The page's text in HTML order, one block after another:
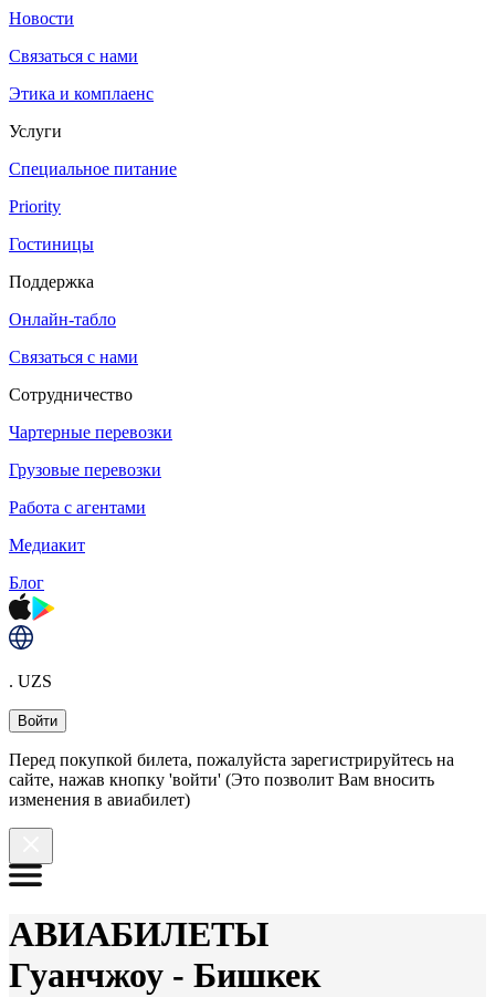
Новости
Связаться с нами
Этика и комплаенс
Услуги
Специальное питание
Priority
Гостиницы
Поддержка
Онлайн-табло
Связаться с нами
Сотрудничество
Чартерные перевозки
Грузовые перевозки
Работа с агентами
Медиакит
Блог
. UZS
Войти
Перед покупкой билета, пожалуйста зарегистрируйтесь на
сайте, нажав кнопку 'войти' (Это позволит Вам вносить
изменения в авиабилет)
АВИАБИЛЕТЫ
Гуанчжоу - Бишкек